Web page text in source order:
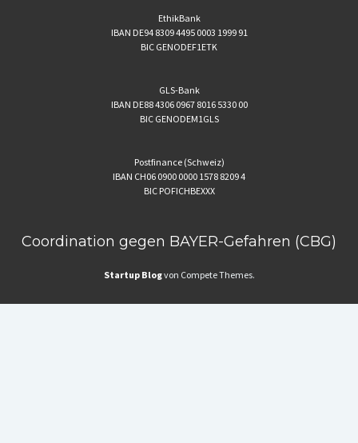
EthikBank
IBAN DE94 8309 4495 0003 1999 91
BIC GENODEF1ETK
GLS-Bank
IBAN DE88 4306 0967 8016 5330 00
BIC GENODEM1GLS
Postfinance (Schweiz)
IBAN CH06 0900 0000 1578 8209 4
BIC POFICHBEXXX
Coordination gegen BAYER-Gefahren (CBG)
Startup Blogvon Compete Themes.